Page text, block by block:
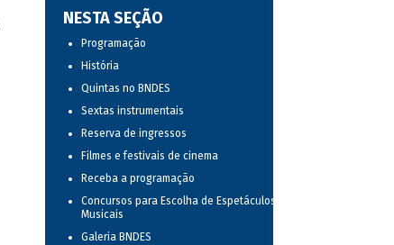
NESTA SEÇÃO
Programação
História
Quintas no BNDES
Sextas instrumentais
Reserva de ingressos
Filmes e festivais de cinema
Receba a programação
Concursos para Escolha de Espetáculos
Musicais
Galeria BNDES